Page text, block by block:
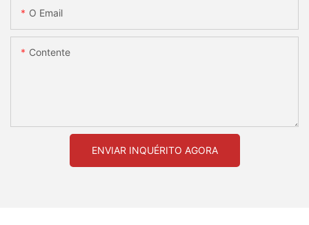
O Email
Contente
ENVIAR INQUÉRITO AGORA